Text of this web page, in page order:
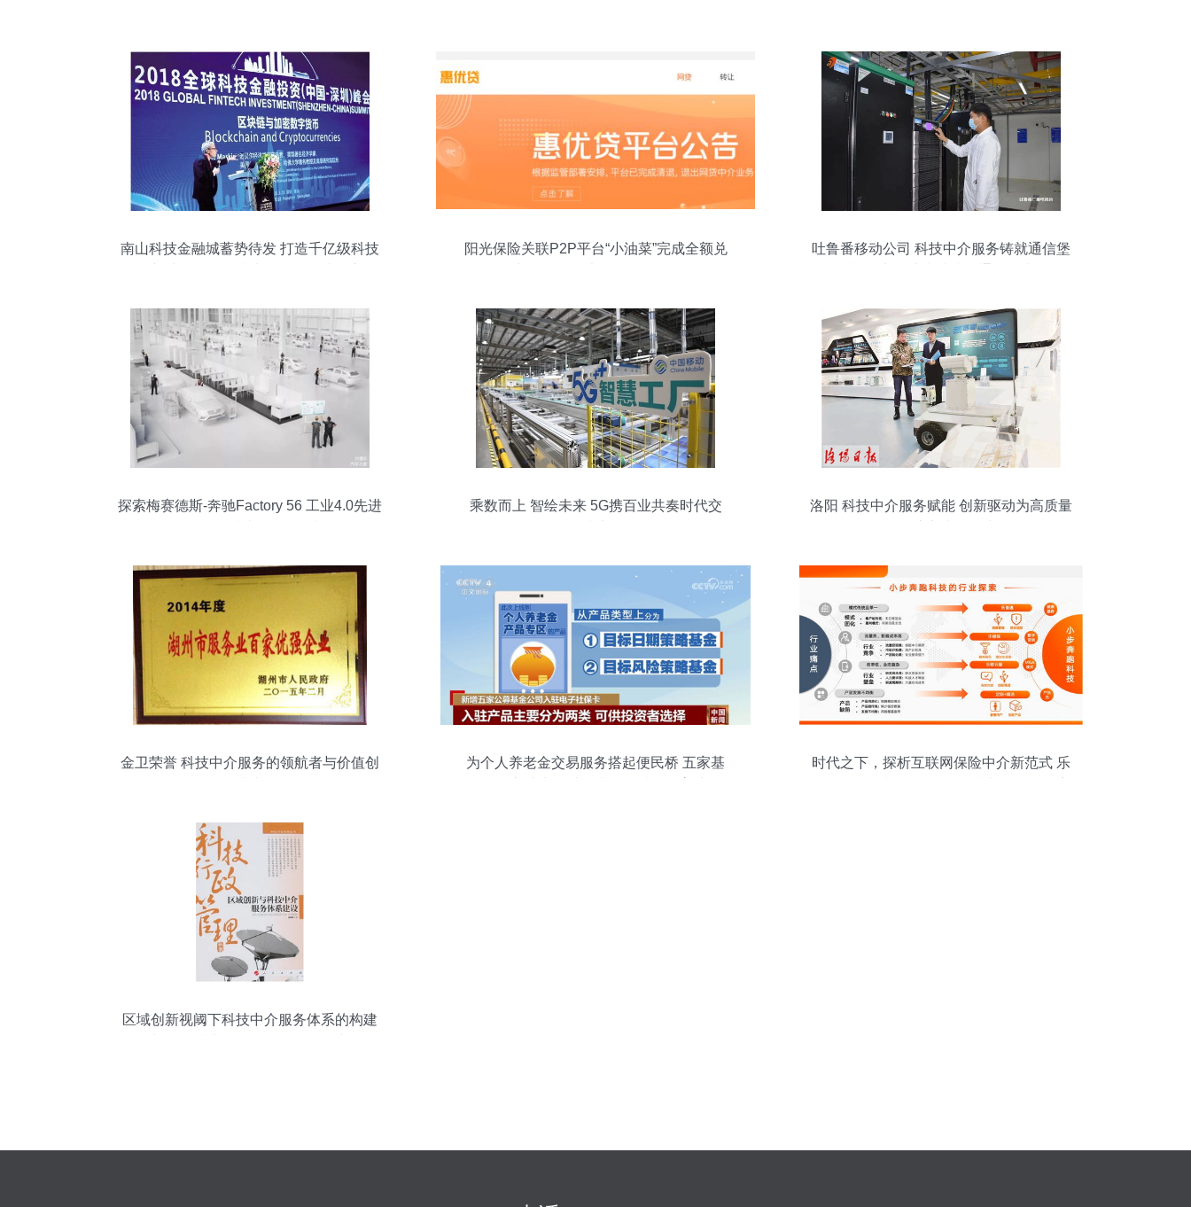
南山科技金融城蓄势待发 打造千亿级科技
阳光保险关联P2P平台“小油菜”完成全额兑
吐鲁番移动公司 科技中介服务铸就通信堡
探索梅赛德斯-奔驰Factory 56 工业4.0先进
乘数而上 智绘未来 5G携百业共奏时代交
洛阳 科技中介服务赋能 创新驱动为高质量
金卫荣誉 科技中介服务的领航者与价值创
为个人养老金交易服务搭起便民桥 五家基
时代之下，探析互联网保险中介新范式 乐
区域创新视阈下科技中介服务体系的构建